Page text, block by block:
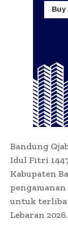
Bandung
Idul Fitri
Kabupaten
untuk
Lebaran 2026.